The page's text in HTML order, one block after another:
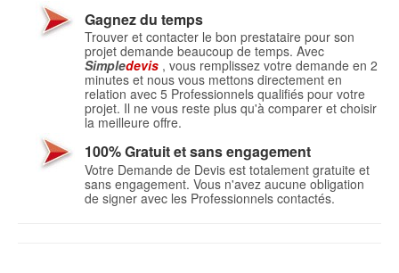
Gagnez du temps
Trouver et contacter le bon prestataire pour son
projet demande beaucoup de temps. Avec
Simpledevis , vous remplissez votre demande en 2
minutes et nous vous mettons directement en
relation avec 5 Professionnels qualifiés pour votre
projet. Il ne vous reste plus qu'à comparer et choisir
la meilleure offre.
100% Gratuit et sans engagement
Votre Demande de Devis est totalement gratuite et
sans engagement. Vous n'avez aucune obligation
de signer avec les Professionnels contactés.